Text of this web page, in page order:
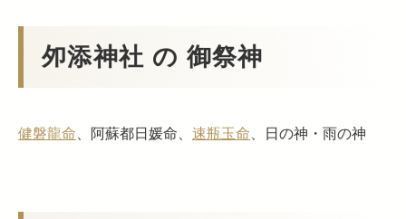
夘添神社 の 御祭神
健磐龍命 、阿蘇都日媛命、 速瓶玉命 、日の神・雨の神